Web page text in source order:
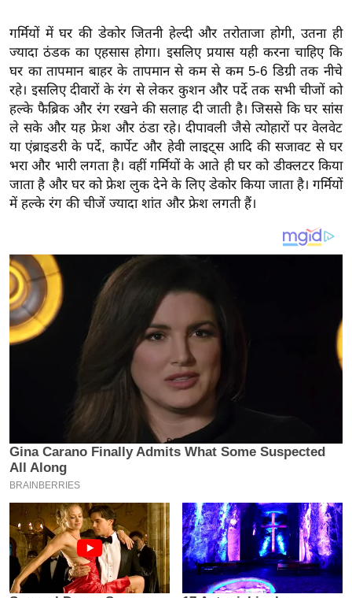
त
वि
शे
ष
ज्ञ
रा
य
ब
ज
ट
ल
क्रि
के
ट
I
2
6
इ
म
ई
-
गर्मियों में घर की डेकोर जितनी हेल्दी और तरोताजा होगी, उतना ही
ज्यादा ठंडक का एहसास होगा। इसलिए प्रयास यही करना चाहिए कि
घर का तापमान बाहर के तापमान से कम से कम 5-6 डिग्री तक नीचे
रहे। इसलिए दीवारों के रंग से लेकर कुशन और पर्दे तक सभी चीजों को
हल्के फैब्रिक और रंग रखने की सलाह दी जाती है। जिससे कि घर सांस
ले सके और यह फ्रेश और ठंडा रहे। दीपावली जैसे त्योहारों पर वेलवेट
या एंब्राइडरी के पर्दे, कार्पेट और हेवी लाइट्स आदि की सजावट से घर
भरा और भारी लगता है। वहीं गर्मियों के आते ही घर को डीक्लटर किया
जाता है और घर को फ्रेश लुक देने के लिए डेकोर किया जाता है। गर्मियों
में हल्के रंग की चीजें ज्यादा शांत और फ्रेश लगती हैं।